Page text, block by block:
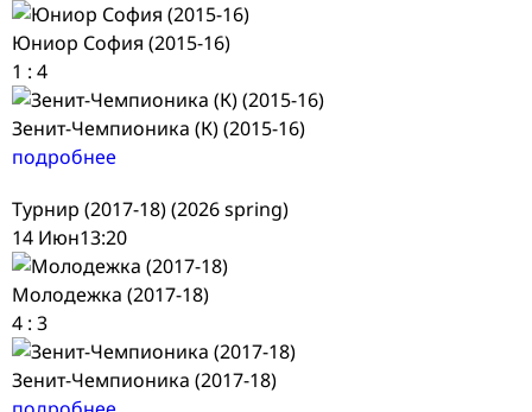
Юниор София (2015-16)
1 : 4
Зенит-Чемпионика (К) (2015-16)
подробнее
Турнир (2017-18) (2026 spring)
14 Июн13:20
Молодежка (2017-18)
4 : 3
Зенит-Чемпионика (2017-18)